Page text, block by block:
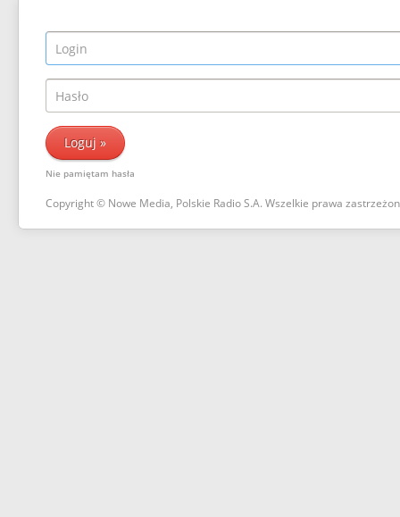
Nie pamiętam hasła
Copyright © Nowe Media, Polskie Radio S.A. Wszelkie prawa